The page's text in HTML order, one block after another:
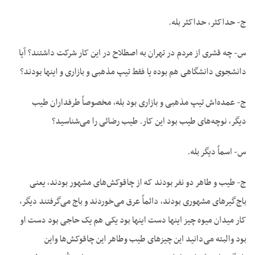
ج- حداکثر، حداکثر بله.
س- چه قشری از مردم در تهران به اصطلاح در این کار شرکت داشتند؟ آیا
دانشجوی دانشگاهی هم بوده یا فقط تیپ مذهبی و بازاری و این‏ها بودند؟
ج- عمده‌اش تیپ مذهبی و بازاری بود بله، مخصوصاً طرفداران طیب
دیگر، نوچه‌های طیب بود این کار. طیب رضائی را می‌شناسید؟
س- اسماً دیگر بله.
ج- طیب و طاهر دو نفر بودند که از چاقوکش‌های مشهور بودند، یعنی
باج‌گیرهای مشهوری بودند، دائماً عرق می‌خوردند و باج می‌گرفتند دیگر،
کار میدان میوه چیز این‏ها دست این‏ها بود یکی هم یک حاجی بود دست او
بود والبته می‌دانید این چیزهای طیب وطاهر این چاقوکش‌ها واین